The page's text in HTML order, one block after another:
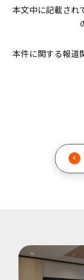
本文中に記載され
本件に関する報道